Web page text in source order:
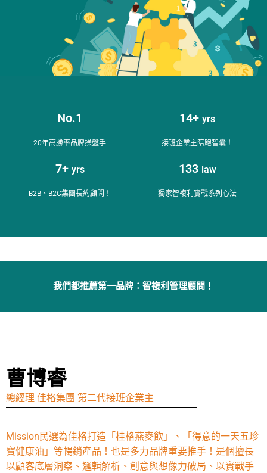
智複利實戰顧問
企業的致富力！
YOUR WEALTH！
限量席位！MORE
No.1
20年高勝率品牌操盤手
14+ yrs
接班企業主陪跑智囊！
7+ yrs
B2B、B2C集團長約顧問！
133 law
獨家智複利實戰系列心法
我們都推薦第一品牌：智複利管理顧問！
曹博睿
總經理 佳格集團 第二代接班企業主
Mission民選為佳格打造「桂格燕麥飲」、「得意的一天五珍
寶健康油」等暢銷產品！也是多力品牌重要推手！是個擅長
以顧客底層洞察、邏輯解析、創意與想像力破局、以實戰手